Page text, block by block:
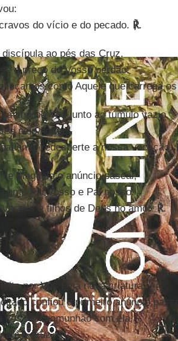
do vício e do pecado. ℟.
ao pés das Cruz,
o preço do Vosso perdão:
como Aquele que carrega
chorou-Vos junto ao túmulo vazio,
pelo nome:
redesperte a nossa vocação.
Magdala o anúncio pascal,
Pai Vosso e Pai nosso:
e filhos de Deus no amor.℟.
por Vós uma nova criatura,
confiou o primeiro anúncio
nós, em comunhão com ela,
até a cruz,